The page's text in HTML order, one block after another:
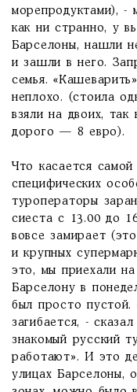
морепродуктами), -
как ни странно, у
Барселоны, нашли
и зашли в него.
семья.
неплохо. (стоила
взяли на двоих, так
дорого — 8 евро).
Что касается
специфических
туроператоры
сиеста с 13.00 до
вовсе замирает
и крупных
это, мы приехали
Барселону в
был просто пустой.
загибается, -
знакомый русский
работают». И это
улицах Барселоны,